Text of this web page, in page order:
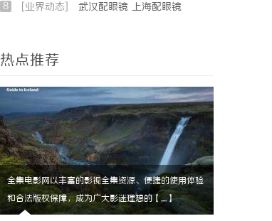
8 [业界动态] 武汉配眼镜 上海配眼镜
热点推荐
全集电影网以丰富的影视全集资源、便捷的使用体验
和合法版权保障，成为广大影迷理想的【....】